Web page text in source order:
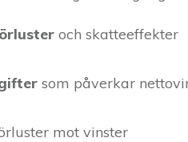
och skatteeffekter
som påverkar
mot vinster